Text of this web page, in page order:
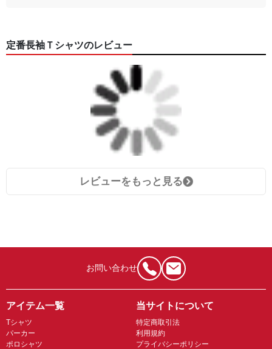
定番長袖Ｔシャツのレビュー
レビューをもっと見る
お問い合わせ
アイテム一覧
Tシャツ
パーカー
ポロシャツ
当サイトについて
特定商取引法
利用規約
プライバシーポリシー